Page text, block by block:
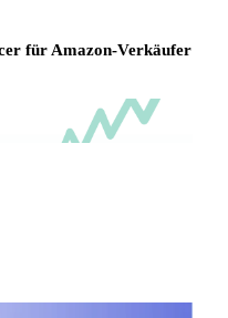
für Amazon-Verkäufer